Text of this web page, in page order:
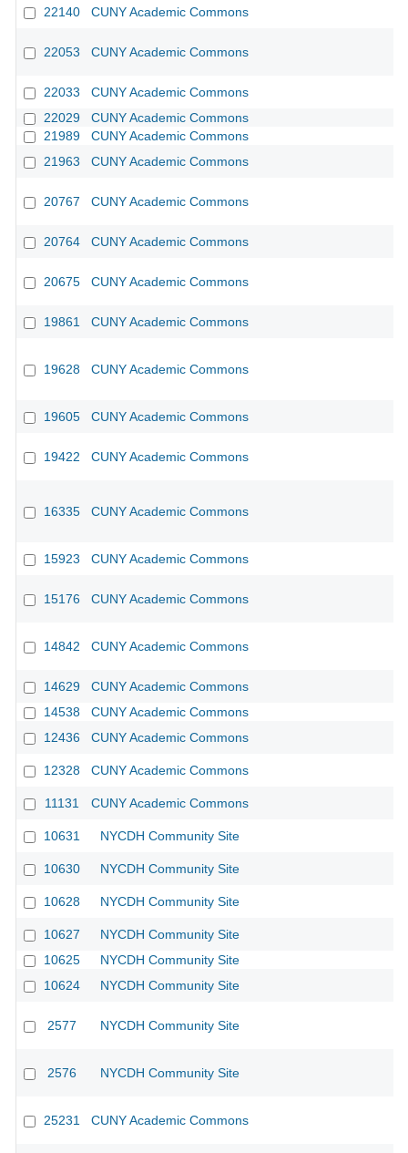
22140 CUNY Academic Commons
22053 CUNY Academic Commons
22033 CUNY Academic Commons
22029
CUNY Academic Commons
21989
CUNY Academic Commons
21963
CUNY Academic Commons
20767 CUNY Academic Commons
20764 CUNY Academic Commons
20675 CUNY Academic Commons
19861 CUNY Academic Commons
19628 CUNY Academic Commons
19605 CUNY Academic Commons
19422 CUNY Academic Commons
16335 CUNY Academic Commons
15923 CUNY Academic Commons
15176 CUNY Academic Commons
14842 CUNY Academic Commons
14629 CUNY Academic Commons
14538
CUNY Academic Commons
12436
CUNY Academic Commons
12328 CUNY Academic Commons
11131 CUNY Academic Commons
10631 NYCDH Community Site
10630 NYCDH Community Site
10628 NYCDH Community Site
10627
NYCDH Community Site
10625
NYCDH Community Site
10624
NYCDH Community Site
2577 NYCDH Community Site
2576 NYCDH Community Site
25231 CUNY Academic Commons